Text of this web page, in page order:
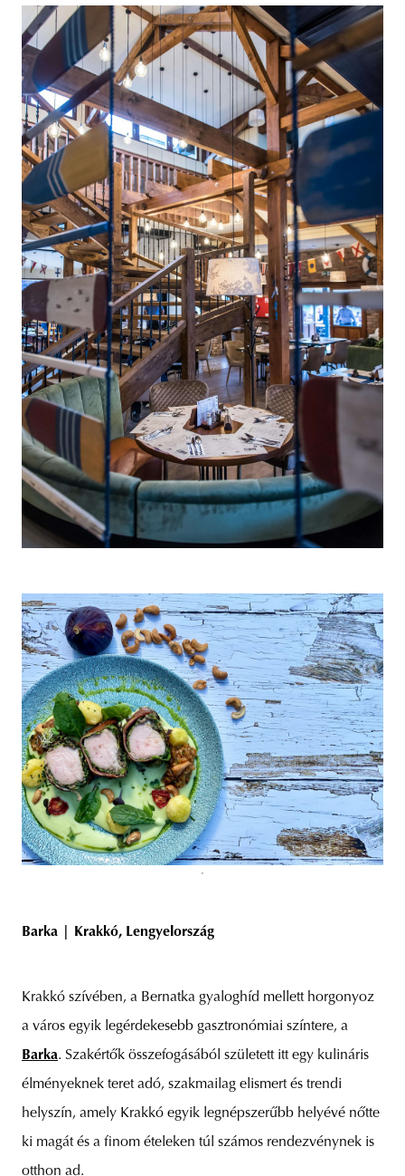
Barka | Krakkó, Lengyelország
Krakkó szívében, a Bernatka gyaloghíd mellett horgonyoz
a város egyik legérdekesebb gasztronómiai színtere, a
Barka. Szakértők összefogásából született itt egy kulináris
élményeknek teret adó, szakmailag elismert és trendi
helyszín, amely Krakkó egyik legnépszerűbb helyévé nőtte
ki magát és a finom ételeken túl számos rendezvénynek is
otthon ad.